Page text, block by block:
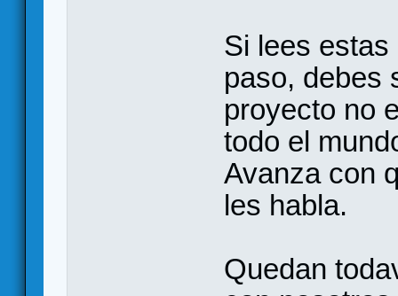
Si lees
paso, debes
proyecto no
todo el
Avanza con
les habla.
Quedan